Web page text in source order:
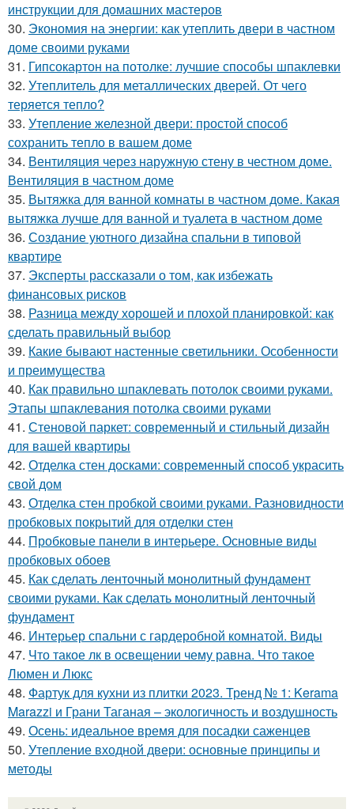
инструкции для домашних мастеров
30. Экономия на энергии: как утеплить двери в частном
доме своими руками
31. Гипсокартон на потолке: лучшие способы шпаклевки
32. Утеплитель для металлических дверей. От чего
теряется тепло?
33. Утепление железной двери: простой способ
сохранить тепло в вашем доме
34. Вентиляция через наружную стену в честном доме.
Вентиляция в частном доме
35. Вытяжка для ванной комнаты в частном доме. Какая
вытяжка лучше для ванной и туалета в частном доме
36. Создание уютного дизайна спальни в типовой
квартире
37. Эксперты рассказали о том, как избежать
финансовых рисков
38. Разница между хорошей и плохой планировкой: как
сделать правильный выбор
39. Какие бывают настенные светильники. Особенности
и преимущества
40. Как правильно шпаклевать потолок своими руками.
Этапы шпаклевания потолка своими руками
41. Стеновой паркет: современный и стильный дизайн
для вашей квартиры
42. Отделка стен досками: современный способ украсить
свой дом
43. Отделка стен пробкой своими руками. Разновидности
пробковых покрытий для отделки стен
44. Пробковые панели в интерьере. Основные виды
пробковых обоев
45. Как сделать ленточный монолитный фундамент
своими руками. Как сделать монолитный ленточный
фундамент
46. Интерьер спальни с гардеробной комнатой. Виды
47. Что такое лк в освещении чему равна. Что такое
Люмен и Люкс
48. Фартук для кухни из плитки 2023. Тренд № 1: Kerama
Marazzi и Грани Таганая – экологичность и воздушность
49. Осень: идеальное время для посадки саженцев
50. Утепление входной двери: основные принципы и
методы